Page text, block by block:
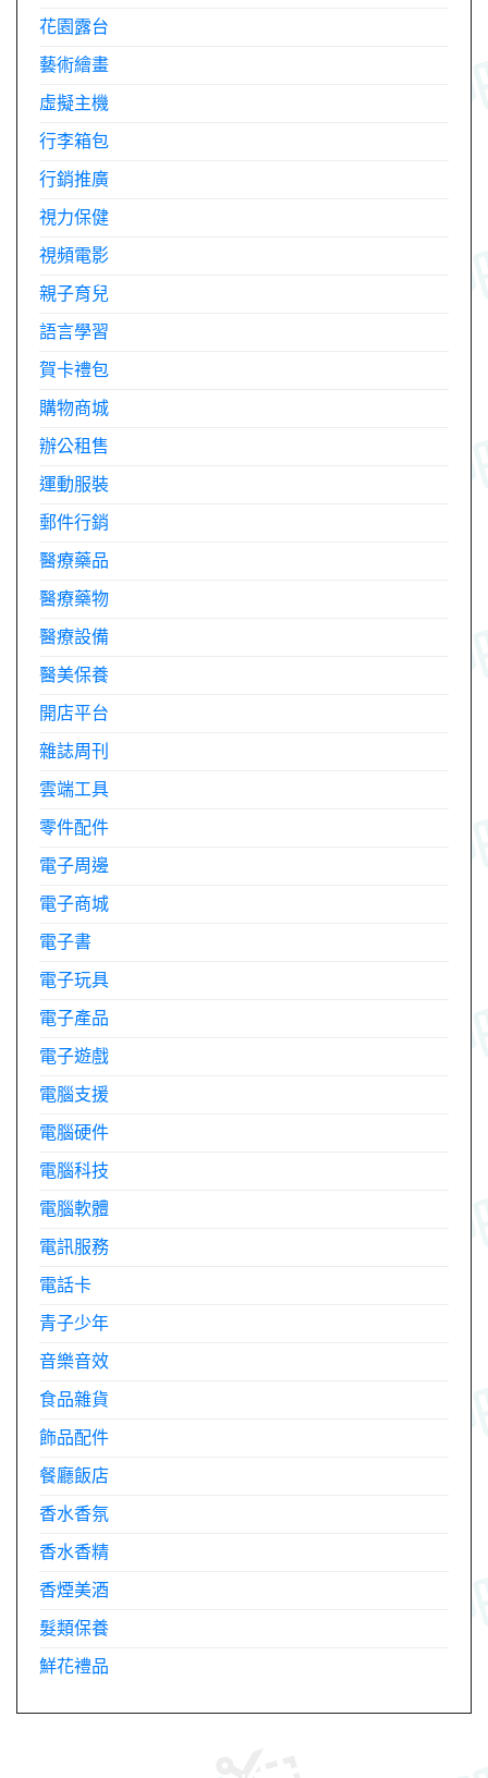
花園露台
藝術繪畫
虛擬主機
行李箱包
行銷推廣
視力保健
視頻電影
親子育兒
語言學習
賀卡禮包
購物商城
辦公租售
運動服裝
郵件行銷
醫療藥品
醫療藥物
醫療設備
醫美保養
開店平台
雜誌周刊
雲端工具
零件配件
電子周邊
電子商城
電子書
電子玩具
電子產品
電子遊戲
電腦支援
電腦硬件
電腦科技
電腦軟體
電訊服務
電話卡
青子少年
音樂音效
食品雜貨
飾品配件
餐廳飯店
香水香氛
香水香精
香煙美酒
髮類保養
鮮花禮品